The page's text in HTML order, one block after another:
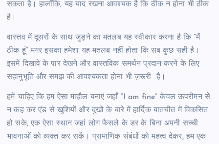
सकता है। हालाँकि, यह याद रखना आवश्यक है कि ठीक न होना भी ठीक
है।
वास्तव में दूसरों के साथ जुड़ने का मतलब यह स्वीकार करना है कि “मैं
ठीक हूं” मगर इसका हमेशा यह मतलब नहीं होता कि सब कुछ सही है।
इसमें दिखावे के पार देखने और वास्तविक समर्थन प्रदान करने के लिए
सहानुभूति और समझ की आवश्यकता होना भी ज़रूरी है।
हमें चाहिए कि हम ऐसा माहौल बनाएं जहाँ “I am fine” केवल ऊपरीमन से
न कह कर एंड से खुशियों और दुखों के बारे में हार्दिक बातचीत में विकसित
हो सके, एक ऐसा स्थान जहां लोग फैसले के डर के बिना अपनी सच्ची
भावनाओं को व्यक्त कर सकें। प्रामाणिक संबंधों को महत्व देकर, हम एक